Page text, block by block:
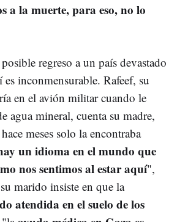
a la muerte, para eso, no lo
regreso a un país devastado
inconmensurable. Rafeef, su
en el avión militar cuando le
agua mineral, cuenta su madre,
meses solo la encontraba
un idioma en el mundo que
nos sentimos al estar aquí",
marido insiste en que la
atendida en el suelo de los